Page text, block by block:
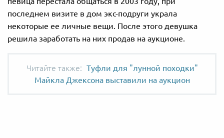
последнем визите в дом экс-подруги украла
некоторые ее личные вещи. После этого девушка
решила заработать на них продав на аукционе.
Туфли для "лунной походки"
Майкла Джексона выставили на аукцион